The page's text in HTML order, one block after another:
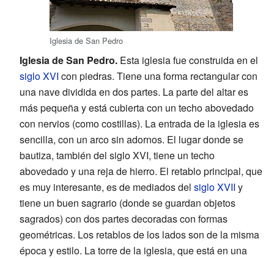
Iglesia de San Pedro
Iglesia de San Pedro. Esta iglesia fue construida en el
siglo XVI con piedras. Tiene una forma rectangular con
una nave dividida en dos partes. La parte del altar es
más pequeña y está cubierta con un techo abovedado
con nervios (como costillas). La entrada de la iglesia es
sencilla, con un arco sin adornos. El lugar donde se
bautiza, también del siglo XVI, tiene un techo
abovedado y una reja de hierro. El retablo principal, que
es muy interesante, es de mediados del siglo XVII y
tiene un buen sagrario (donde se guardan objetos
sagrados) con dos partes decoradas con formas
geométricas. Los retablos de los lados son de la misma
época y estilo. La torre de la iglesia, que está en una